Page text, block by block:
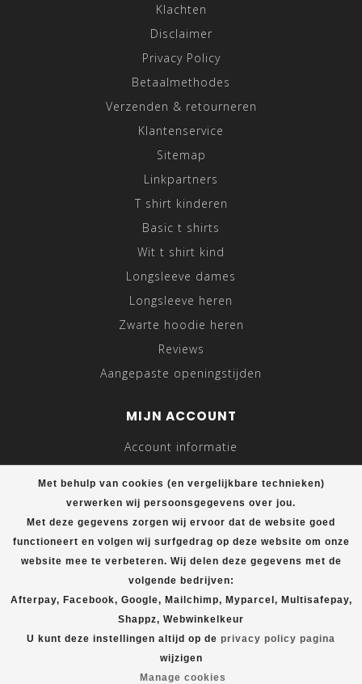
Met behulp van cookies (en vergelijkbare technieken)
verwerken wij persoonsgegevens over jou.
Met deze gegevens zorgen wij ervoor dat de website goed
functioneert en volgen wij surfgedrag op deze website om onze
website mee te verbeteren. Wij delen deze gegevens met de
volgende bedrijven:
Afterpay, Facebook, Google, Mailchimp, Myparcel, Multisafepay,
Shappz, Webwinkelkeur
U kunt deze instellingen altijd op de privacy policy pagina
wijzigen
Manage cookies
Klachten
Disclaimer
Privacy Policy
Betaalmethodes
Verzenden & retourneren
Klantenservice
Sitemap
Linkpartners
T shirt kinderen
Basic t shirts
Wit t shirt kind
Longsleeve dames
Longsleeve heren
Zwarte hoodie heren
Reviews
Aangepaste openingstijden
MIJN ACCOUNT
Account informatie
Mijn bestellingen
Mijn verlanglijst
Vergelijk
Alle producten
© Copyright 2026 T-shirt plein